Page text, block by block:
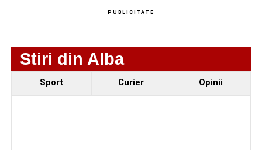
PUBLICITATE
Stiri din Alba
Sport Curier Opinii